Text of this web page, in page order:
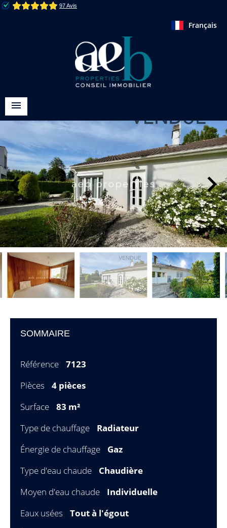
Français
SOMMAIRE
Référence
7123
Pièces
4 pièces
Surface
83 m²
Type de chauffage
Radiateur
Énergie de chauffage
Gaz
Type d'eau chaude
Chaudière
Moyen d'eau chaude
Individuelle
Eaux usées
Tout à l'égout